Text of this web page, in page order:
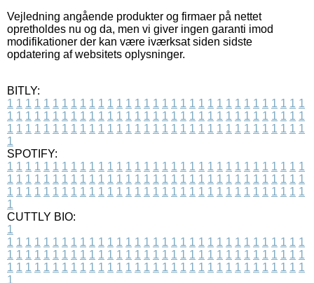
Vejledning angående produkter og firmaer på nettet
opretholdes nu og da, men vi giver ingen garanti imod
modifikationer der kan være iværksat siden sidste
opdatering af websitets oplysninger.
BITLY:
1 1 1 1 1 1 1 1 1 1 1 1 1 1 1 1 1 1 1 1 1 1 1 1 1 1 1 1 1 1 1 1 1
1 1 1 1 1 1 1 1 1 1 1 1 1 1 1 1 1 1 1 1 1 1 1 1 1 1 1 1 1 1 1 1 1
1 1 1 1 1 1 1 1 1 1 1 1 1 1 1 1 1 1 1 1 1 1 1 1 1 1 1 1 1 1 1 1 1
1
SPOTIFY:
1 1 1 1 1 1 1 1 1 1 1 1 1 1 1 1 1 1 1 1 1 1 1 1 1 1 1 1 1 1 1 1 1
1 1 1 1 1 1 1 1 1 1 1 1 1 1 1 1 1 1 1 1 1 1 1 1 1 1 1 1 1 1 1 1 1
1 1 1 1 1 1 1 1 1 1 1 1 1 1 1 1 1 1 1 1 1 1 1 1 1 1 1 1 1 1 1 1 1
1
CUTTLY BIO:
1
1 1 1 1 1 1 1 1 1 1 1 1 1 1 1 1 1 1 1 1 1 1 1 1 1 1 1 1 1 1 1 1 1
1 1 1 1 1 1 1 1 1 1 1 1 1 1 1 1 1 1 1 1 1 1 1 1 1 1 1 1 1 1 1 1 1
1 1 1 1 1 1 1 1 1 1 1 1 1 1 1 1 1 1 1 1 1 1 1 1 1 1 1 1 1 1 1 1 1
1